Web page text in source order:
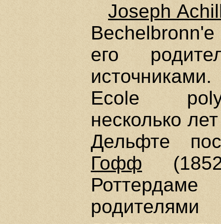
Jоsерh
его
Ecole
несколько
Дельфте
Гофф